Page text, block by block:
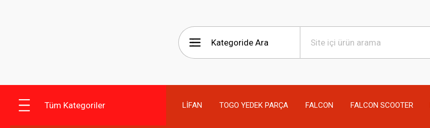
Tüm Kategoriler LİFAN TOGO YEDEK PARÇA FALCON FALCON SCOOTER